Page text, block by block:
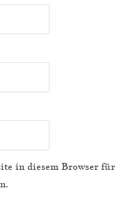
in diesem Browser für